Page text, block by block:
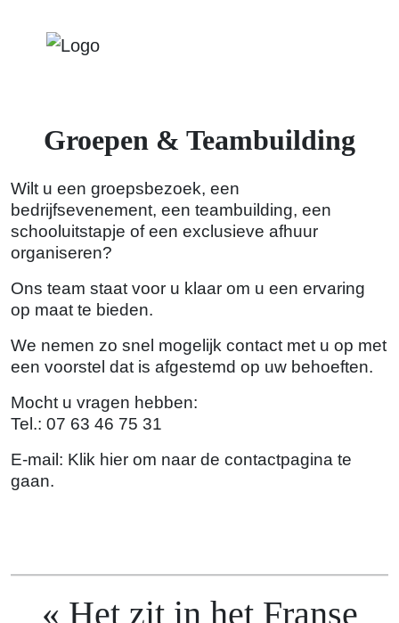
Groepen & Teambuilding
Wilt u een groepsbezoek, een
bedrijfsevenement, een teambuilding, een
schooluitstapje of een exclusieve afhuur
organiseren?
Ons team staat voor u klaar om u een ervaring
op maat te bieden.
We nemen zo snel mogelijk contact met u op met
een voorstel dat is afgestemd op uw behoeften.
Mocht u vragen hebben:
Tel.: 07 63 46 75 31
E-mail: Klik hier om naar de contactpagina te
gaan.
Het zit in het Franse